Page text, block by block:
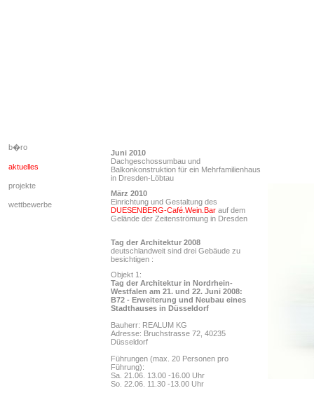
Juni 2010
Dachgeschossumbau und
Balkonkonstruktion für ein Mehrfamilienhaus
in Dresden-Löbtau
März 2010
Einrichtung und Gestaltung des
DUESENBERG-Café.Wein.Barauf dem
Gelände der Zeitenströmung in Dresden
Tag der Architektur 2008
deutschlandweit sind drei Gebäude zu
besichtigen :
Objekt 1:
Tag der Architektur in Nordrhein-
Westfalen am 21. und 22. Juni 2008:
B72 - Erweiterung und Neubau eines
Stadthauses in Düsseldorf
Bauherr: REALUM KG
Adresse: Bruchstrasse 72, 40235
Düsseldorf
Führungen (max. 20 Personen pro
Führung):
Sa. 21.06. 13.00 -16.00 Uhr
So. 22.06. 11.30 -13.00 Uhr
b�ro
aktuelles
projekte
wettbewerbe